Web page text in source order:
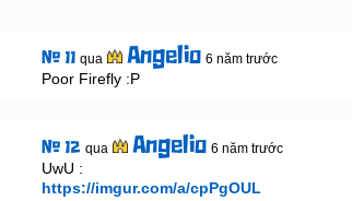
# 11 qua Angelio 6 năm trước
Poor Firefly :P
# 12 qua Angelio 6 năm trước
https://imgur.com/a/cpPgOUL